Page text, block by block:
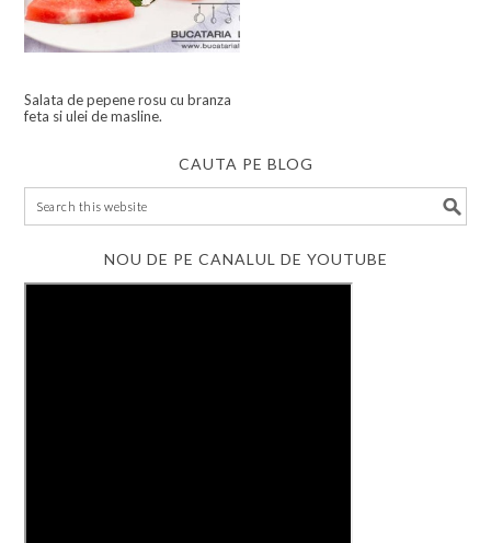
Salata de pepene rosu cu branza
feta si ulei de masline.
CAUTA PE BLOG
NOU DE PE CANALUL DE YOUTUBE